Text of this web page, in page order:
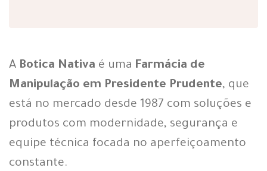
A Botica Nativa é uma Farmácia de
Manipulação em Presidente Prudente, que
está no mercado desde 1987 com soluções e
produtos com modernidade, segurança e
equipe técnica focada no aperfeiçoamento
constante.